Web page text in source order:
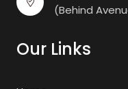
(Behind
Our Links